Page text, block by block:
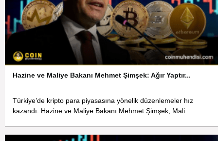
Hazine ve Maliye Bakanı Mehmet Şimşek: Ağır Yaptır...
Türkiye’de kripto para piyasasına yönelik düzenlemeler hız
kazandı. Hazine ve Maliye Bakanı Mehmet Şimşek, Mali